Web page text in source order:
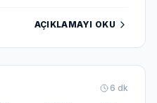
AÇIKLAMAYI OKU
6 dk